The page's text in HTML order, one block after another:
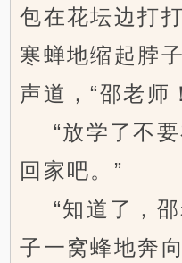
包在花坛边打
寒蝉地缩起脖
声道，“邵老师
“放学了不要
回家吧。”
“知道了，邵
子一窝蜂地奔